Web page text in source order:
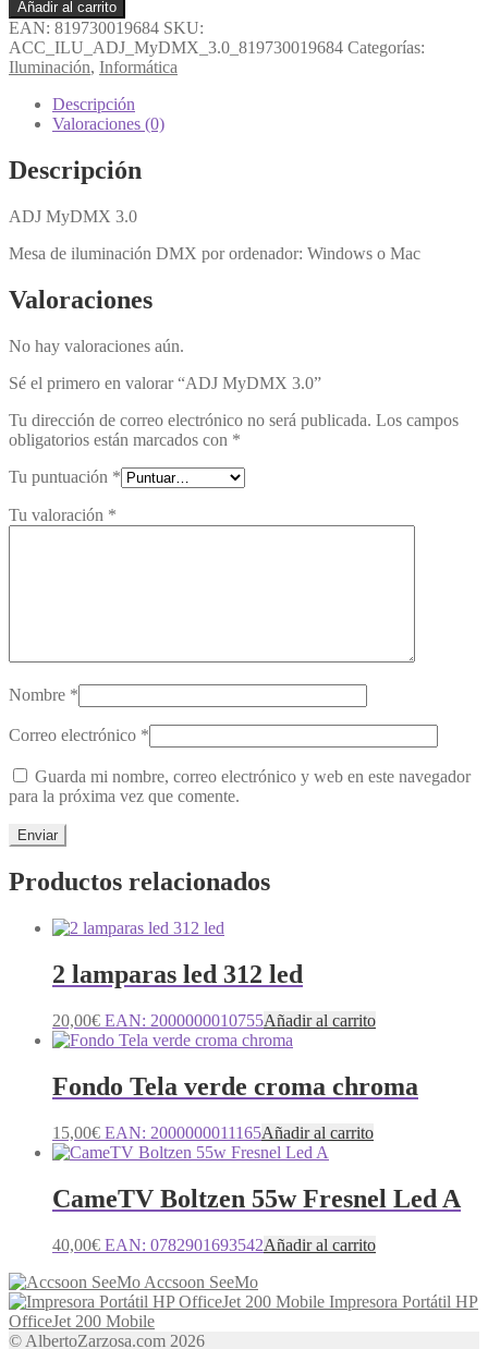
Añadir al carrito
EAN: 819730019684 SKU:
ACC_ILU_ADJ_MyDMX_3.0_819730019684 Categorías:
Iluminación, Informática
Descripción
Valoraciones (0)
Descripción
ADJ MyDMX 3.0
Mesa de iluminación DMX por ordenador: Windows o Mac
Valoraciones
No hay valoraciones aún.
Sé el primero en valorar “ADJ MyDMX 3.0”
Tu dirección de correo electrónico no será publicada. Los campos
obligatorios están marcados con *
Tu puntuación *
Tu valoración *
Nombre *
Correo electrónico *
Guarda mi nombre, correo electrónico y web en este navegador
para la próxima vez que comente.
Productos relacionados
2 lamparas led 312 led
20,00€ EAN: 2000000010755Añadir al carrito
Fondo Tela verde croma chroma
15,00€ EAN: 2000000011165Añadir al carrito
CameTV Boltzen 55w Fresnel Led A
40,00€ EAN: 0782901693542Añadir al carrito
Accsoon SeeMo
Impresora Portátil HP
OfficeJet 200 Mobile
© AlbertoZarzosa.com 2026